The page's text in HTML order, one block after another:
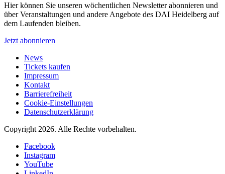
Hier können Sie unseren wöchentlichen Newsletter abonnieren und
über Veranstaltungen und andere Angebote des DAI Heidelberg auf
dem Laufenden bleiben.
Jetzt abonnieren
News
Tickets kaufen
Impressum
Kontakt
Barrierefreiheit
Cookie-Einstellungen
Datenschutzerklärung
Copyright 2026. Alle Rechte vorbehalten.
Facebook
Instagram
YouTube